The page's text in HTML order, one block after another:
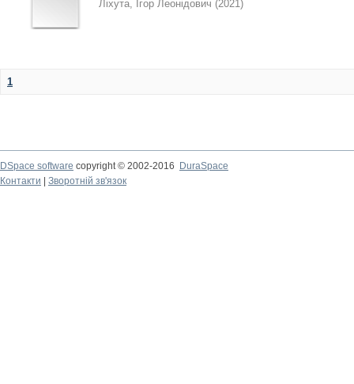
Ліхута, Ігор Леонідович (2021)
1
DSpace software copyright © 2002-2016
DuraSpace
Контакти
Зворотній зв'язок